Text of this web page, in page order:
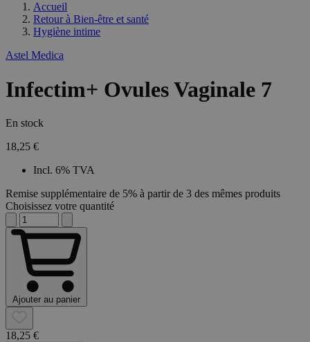
Accueil
Retour à Bien-être et santé
Hygiène intime
Astel Medica
Infectim+ Ovules Vaginale 7
En stock
18,25 €
Incl. 6% TVA
Remise supplémentaire de 5% à partir de 3 des mêmes produits
Choisissez votre quantité
Ajouter au panier
18,25 €